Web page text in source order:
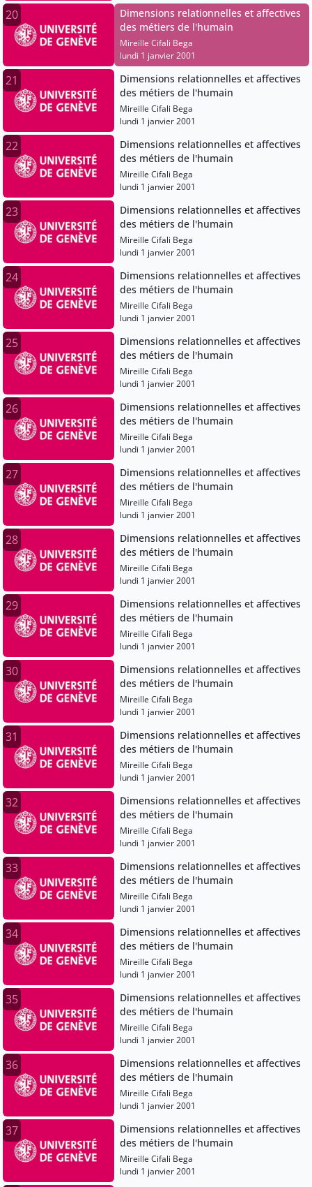
20
Dimensions relationnelles et affectives
des métiers de l'humain
Mireille Cifali Bega
lundi 1 janvier 2001
21
Dimensions relationnelles et affectives
des métiers de l'humain
Mireille Cifali Bega
lundi 1 janvier 2001
22
Dimensions relationnelles et affectives
des métiers de l'humain
Mireille Cifali Bega
lundi 1 janvier 2001
23
Dimensions relationnelles et affectives
des métiers de l'humain
Mireille Cifali Bega
lundi 1 janvier 2001
24
Dimensions relationnelles et affectives
des métiers de l'humain
Mireille Cifali Bega
lundi 1 janvier 2001
25
Dimensions relationnelles et affectives
des métiers de l'humain
Mireille Cifali Bega
lundi 1 janvier 2001
26
Dimensions relationnelles et affectives
des métiers de l'humain
Mireille Cifali Bega
lundi 1 janvier 2001
27
Dimensions relationnelles et affectives
des métiers de l'humain
Mireille Cifali Bega
lundi 1 janvier 2001
28
Dimensions relationnelles et affectives
des métiers de l'humain
Mireille Cifali Bega
lundi 1 janvier 2001
29
Dimensions relationnelles et affectives
des métiers de l'humain
Mireille Cifali Bega
lundi 1 janvier 2001
30
Dimensions relationnelles et affectives
des métiers de l'humain
Mireille Cifali Bega
lundi 1 janvier 2001
31
Dimensions relationnelles et affectives
des métiers de l'humain
Mireille Cifali Bega
lundi 1 janvier 2001
32
Dimensions relationnelles et affectives
des métiers de l'humain
Mireille Cifali Bega
lundi 1 janvier 2001
33
Dimensions relationnelles et affectives
des métiers de l'humain
Mireille Cifali Bega
lundi 1 janvier 2001
34
Dimensions relationnelles et affectives
des métiers de l'humain
Mireille Cifali Bega
lundi 1 janvier 2001
35
Dimensions relationnelles et affectives
des métiers de l'humain
Mireille Cifali Bega
lundi 1 janvier 2001
36
Dimensions relationnelles et affectives
des métiers de l'humain
Mireille Cifali Bega
lundi 1 janvier 2001
37
Dimensions relationnelles et affectives
des métiers de l'humain
Mireille Cifali Bega
lundi 1 janvier 2001